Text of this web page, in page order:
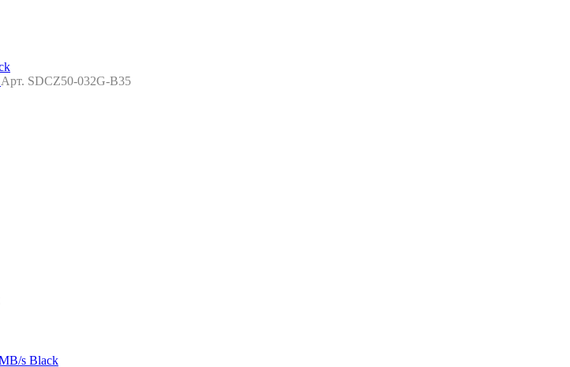
Арт. SDCZ50-032G-B35